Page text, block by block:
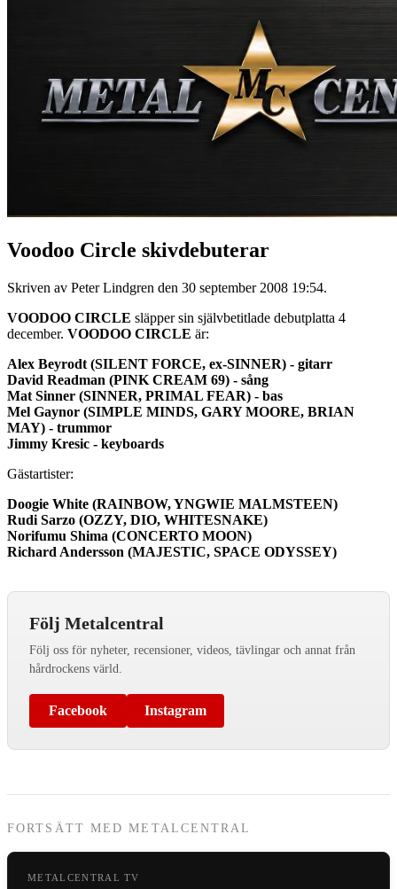
Voodoo Circle skivdebuterar
Skriven av Peter Lindgren den 30 september 2008 19:54.
VOODOO CIRCLE släpper sin självbetitlade debutplatta 4
december. VOODOO CIRCLE är:
Alex Beyrodt (SILENT FORCE, ex-SINNER) - gitarr
David Readman (PINK CREAM 69) - sång
Mat Sinner (SINNER, PRIMAL FEAR) - bas
Mel Gaynor (SIMPLE MINDS, GARY MOORE, BRIAN
MAY) - trummor
Jimmy Kresic - keyboards
Gästartister:
Doogie White (RAINBOW, YNGWIE MALMSTEEN)
Rudi Sarzo (OZZY, DIO, WHITESNAKE)
Norifumu Shima (CONCERTO MOON)
Richard Andersson (MAJESTIC, SPACE ODYSSEY)
Följ Metalcentral
Följ oss för nyheter, recensioner, videos, tävlingar och annat från
hårdrockens värld.
Facebook Instagram
FORTSÄTT MED METALCENTRAL
METALCENTRAL TV